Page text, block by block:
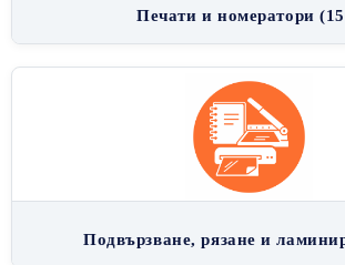
Печати и номератори
Подвързване, рязане и